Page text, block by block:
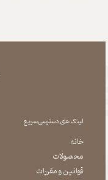
لینک های دسترسی سریع
خانه
محصولات
قوانین و مقررات